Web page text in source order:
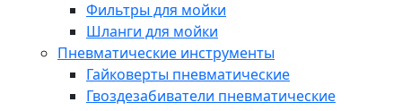
Фильтры для мойки
Шланги для мойки
Пневматические инструменты
Гайковерты пневматические
Гвоздезабиватели пневматические